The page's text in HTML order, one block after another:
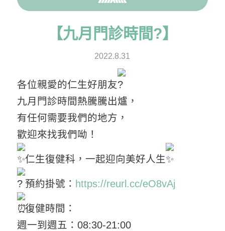
【九月門診時間?】
2022.8.31
各位親愛的仁生好朋友
九月門診時間熱騰騰出爐，
有任何需要我們的地方，
歡迎來找我們呦！
仁生復健科，一起迎向美好人生
預約掛號： https://reurl.cc/eO8vAj
復健時間：
週一到週五：08:30-21:00